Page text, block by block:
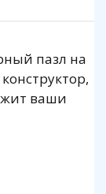
пазл на
ваши